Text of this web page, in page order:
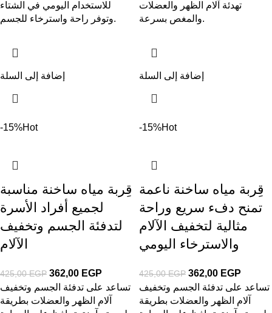
للاستخدام اليومي في الشتاء
وتوفر راحة واسترخاء للجسم.
إضافة إلى السلة
تهدئة آلام الظهر والعضلات
والمغص بسرعة.
إضافة إلى السلة
-15%Hot
قِربة مياه ساخنة مناسبة
لجميع أفراد الأسرة
لتدفئة الجسم وتخفيف
الآلام
425,00EGP 362,00 EGP
تساعد على تدفئة الجسم وتخفيف
آلام الظهر والعضلات بطريقة
-15%Hot
قِربة مياه ساخنة ناعمة
تمنح دفء سريع وراحة
مثالية لتخفيف الآلام
والاسترخاء اليومي
425,00EGP 362,00 EGP
تساعد على تدفئة الجسم وتخفيف
آلام الظهر والعضلات بطريقة